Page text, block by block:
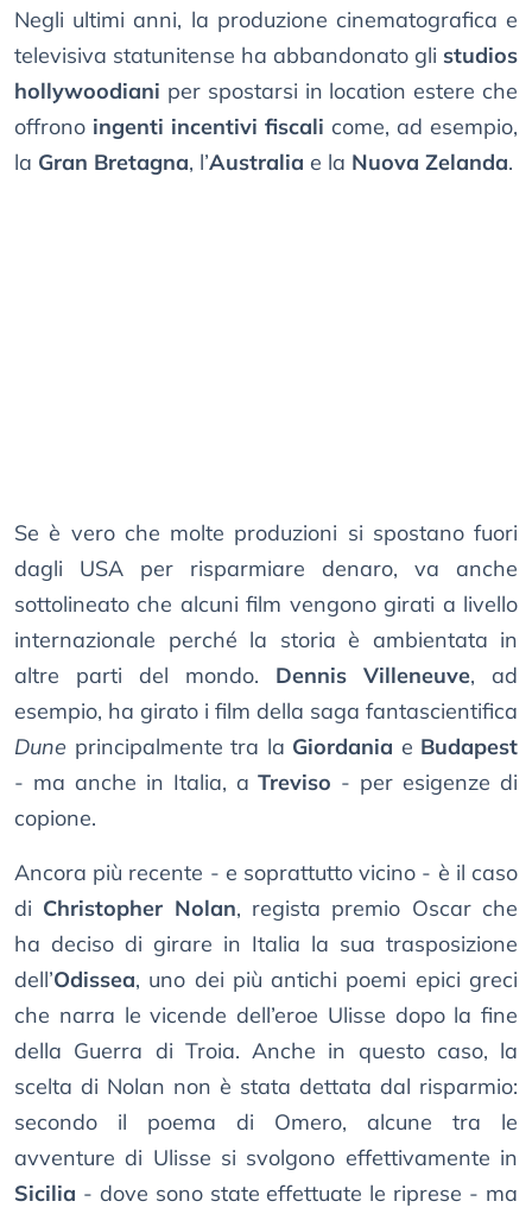
Negli ultimi anni, la produzione cinematografica e
televisiva statunitense ha abbandonato gli studios
hollywoodiani per spostarsi in location estere che
offrono ingenti incentivi fiscali come, ad esempio,
la Gran Bretagna, l’Australia e la Nuova Zelanda.
Se è vero che molte produzioni si spostano fuori
dagli USA per risparmiare denaro, va anche
sottolineato che alcuni film vengono girati a livello
internazionale perché la storia è ambientata in
altre parti del mondo. Dennis Villeneuve, ad
esempio, ha girato i film della saga fantascientifica
Dune principalmente tra la Giordania e Budapest
- ma anche in Italia, aTreviso - per esigenze di
copione.
Ancora più recente - e soprattutto vicino - è il caso
di Christopher Nolan, regista premio Oscar che
ha deciso di girare in Italia la sua trasposizione
dell’Odissea, uno dei più antichi poemi epici greci
che narra le vicende dell’eroe Ulisse dopo la fine
della Guerra di Troia. Anche in questo caso, la
scelta di Nolan non è stata dettata dal risparmio:
secondo il poema di Omero, alcune tra le
avventure di Ulisse si svolgono effettivamente in
Sicilia - dove sono state effettuate le riprese - ma